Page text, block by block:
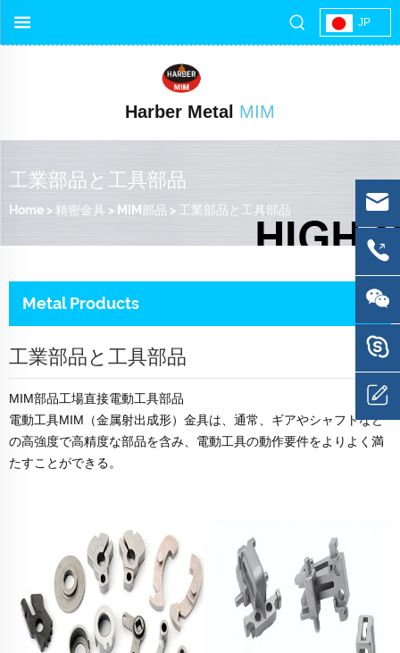
JP
Harber Metal MIM
工業部品と工具部品
Home > 精密金具 > MIM部品 > 工業部品と工具部品
Metal Products
工業部品と工具部品
MIM部品工場直接電動工具部品
電動工具MIM（金属射出成形）金具は、通常、ギアやシャフトなど
の高強度で高精度な部品を含み、電動工具の動作要件をよりよく満
たすことができる。